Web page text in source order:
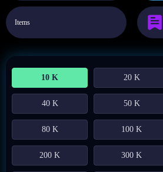
Items
10 K 20 K
40 K 50 K
80 K 100 K
200 K 300 K